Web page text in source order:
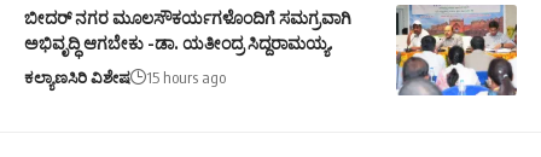
ಬೀದರ್ ನಗರ ಮೂಲಸೌಕರ್ಯಗಳೊಂದಿಗೆ ಸಮಗ್ರವಾಗಿ
ಅಭಿವೃದ್ಧಿ ಆಗಬೇಕು -ಡಾ. ಯತೀಂದ್ರ ಸಿದ್ದರಾಮಯ್ಯ.
ಕಲ್ಯಾಣಸಿರಿ ವಿಶೇಷ 15 hours ago